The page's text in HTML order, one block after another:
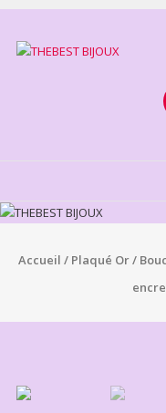
Aller
contenu
Accueil / Plaqué Or/